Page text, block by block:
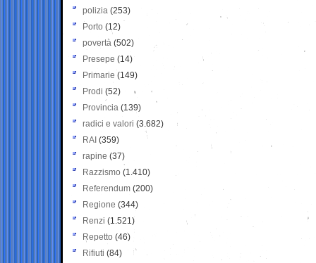
polizia (253)
Porto (12)
povertà (502)
Presepe (14)
Primarie (149)
Prodi (52)
Provincia (139)
radici e valori (3.682)
RAI (359)
rapine (37)
Razzismo (1.410)
Referendum (200)
Regione (344)
Renzi (1.521)
Repetto (46)
Rifiuti (84)